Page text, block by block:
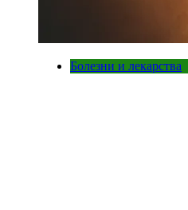
Болезни и лекарства